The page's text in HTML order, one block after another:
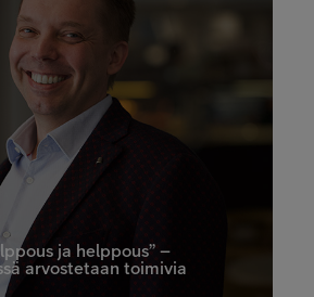
ja helppous” –
arvostetaan toimivia